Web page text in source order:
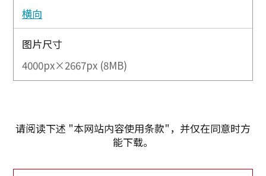
横向
图片尺寸
4000px×2667px (8MB)
请阅读下述 "本网站内容使用条款"，并仅在同意时方
能下载。